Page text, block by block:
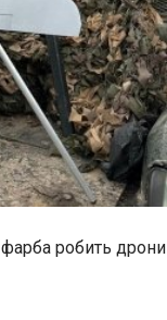
робить дрони